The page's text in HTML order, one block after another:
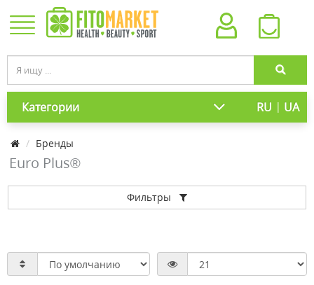
Категории RU | UA
Бренды
Euro Plus®
Фильтры